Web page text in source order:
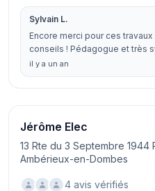
Sylvain L.
Encore merci pour ces
conseils ! Pédagogue et très
il y a un an
Jérôme Elec
13 Rte du 3 Septembre 1944
Ambérieux-en-Dombes
4 avis vérifiés